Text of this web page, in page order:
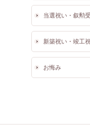
当選祝い・叙勲
新築祝い・竣工
お悔み